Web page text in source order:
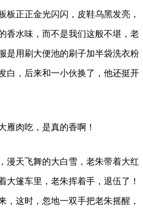
板正正金光闪闪，皮鞋乌黑发亮，
香水味，而不是我们这般不堪，老
是用刷大便池的刷子加半袋洗衣粉
白，后来和一小伙换了，他还挺开
雁肉吃，是真的香啊！
漫天飞舞的大白雪，老朱带着大红
大篷车里，老朱挥着手，退伍了！
，这时，忽地一双手把老朱摇醒，